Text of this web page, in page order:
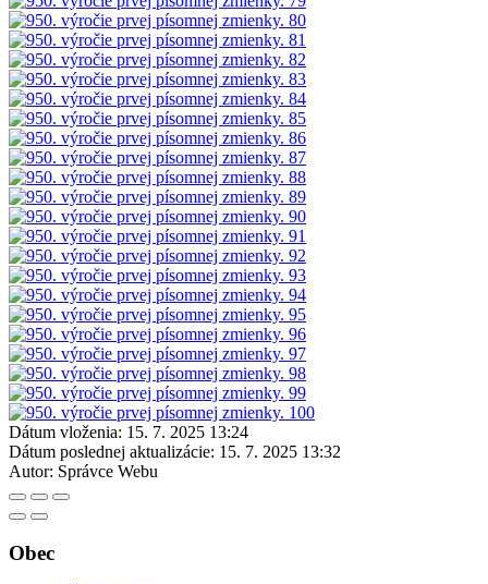
Dátum vloženia: 15. 7. 2025 13:24
Dátum poslednej aktualizácie: 15. 7. 2025 13:32
Autor: Správce Webu
Obec